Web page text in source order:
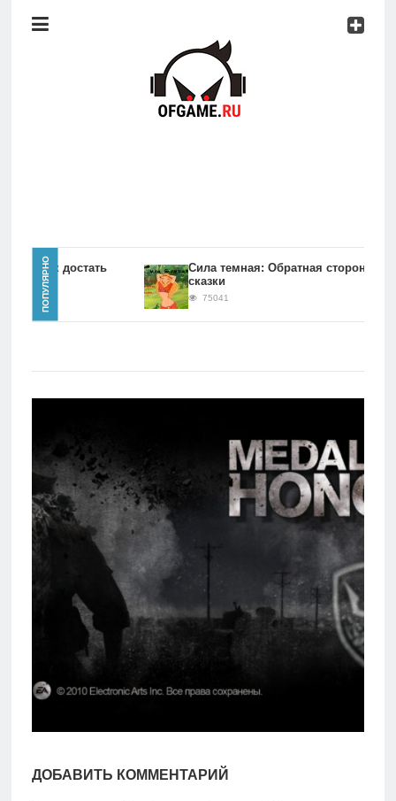
Консоли
Главная
Мобильное
Культовые
игры
ПОПУЛЯРНО
Как достать
Сила темная: Обратная сторона
сказки
75041
ДОБАВИТЬ КОММЕНТАРИЙ